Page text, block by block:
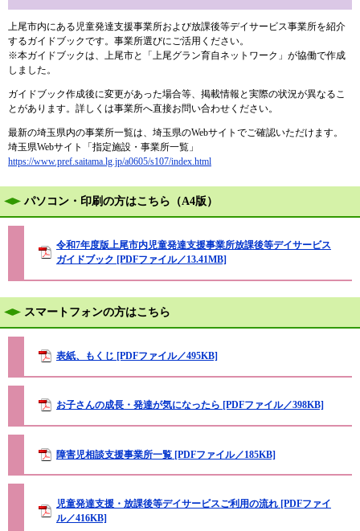
上尾市内にある児童発達支援事業所および放課後等デイサービス事業所を紹介
するガイドブックです。事業所選びにご活用ください。
※本ガイドブックは、上尾市と「上尾グラン育自ネットワーク」が協働で作成
しました。​
ガイドブック作成後に変更があった場合等、掲載情報と実際の状況が異なるこ
とがあります。詳しくは事業所へ直接お問い合わせください。
最新の埼玉県内の事業所一覧は、埼玉県のWebサイトでご確認いただけます。
埼玉県Webサイト「指定施設・事業所一覧」
https://www.pref.saitama.lg.jp/a0605/s107/index.html
パソコン・印刷の方はこちら（A4版）
令和7年度版上尾市内児童発達支援事業所放課後等デイサービス
ガイドブック [PDFファイル／13.41MB]
スマートフォンの方はこちら
表紙、もくじ [PDFファイル／495KB]
お子さんの成長・発達が気になったら [PDFファイル／398KB]
障害児相談支援事業所一覧 [PDFファイル／185KB]
児童発達支援・放課後等デイサービスご利用の流れ [PDFファイ
ル／416KB]